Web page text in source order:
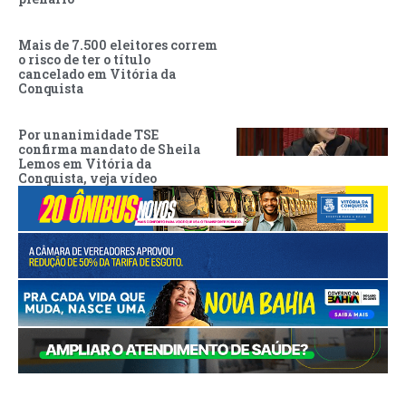
Mais de 7.500 eleitores correm
o risco de ter o título
cancelado em Vitória da
Conquista
Por unanimidade TSE
confirma mandato de Sheila
Lemos em Vitória da
Conquista, veja vídeo